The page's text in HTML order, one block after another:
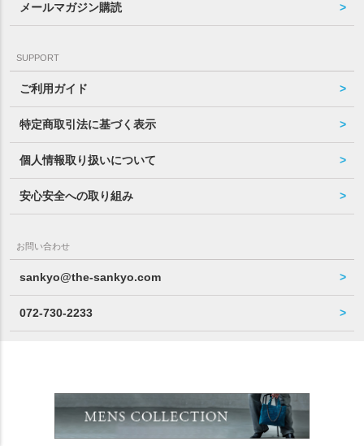
メールマガジン購読
SUPPORT
ご利用ガイド
特定商取引法に基づく表示
個人情報取り扱いについて
安心安全への取り組み
お問い合わせ
sankyo@the-sankyo.com
072-730-2233